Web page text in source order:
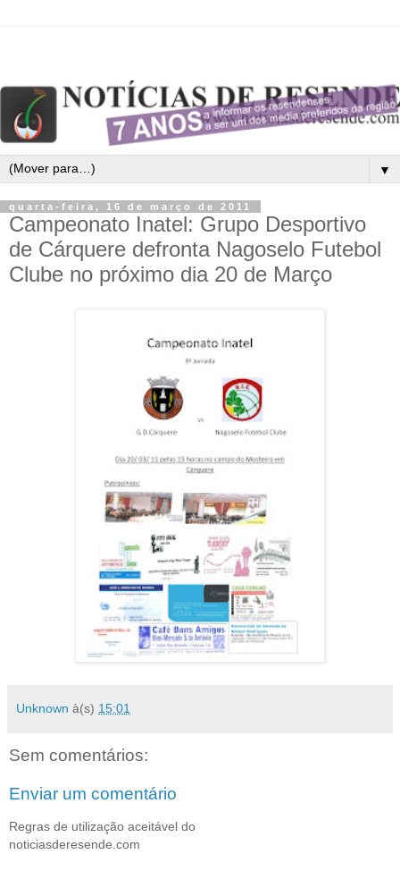
▼
quarta-feira, 16 de março de 2011
Campeonato Inatel: Grupo Desportivo
de Cárquere defronta Nagoselo Futebol
Clube no próximo dia 20 de Março
Unknown à(s) 15:01
Sem comentários:
Enviar um comentário
Regras de utilização aceitável do
noticiasderesende.com